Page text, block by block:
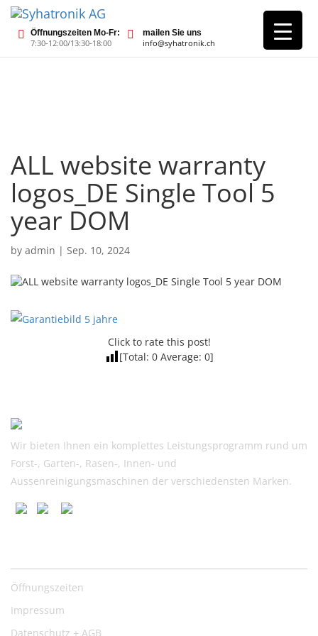
Öffnungszeiten Mo-Fr:
7:30-12:00/13:30-18:00
mailen Sie uns
info@syhatronik.ch
ALL website warranty
logos_DE Single Tool 5
year DOM
by admin | Sep. 10, 2024
Click to rate this post!
[Total: 0Average: 0]
Wir bieten Ihnen ein komplettes Leistungsprogramm rund um
Forst-, Garten-, Rasen-, Innen- und
Aussenreinigungsmaschinen der verschiedensten Marken.
Öffnungszeiten
Impressum
Datenschutz + AGB